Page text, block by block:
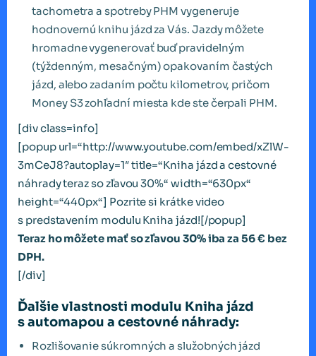
tachometra a spotreby PHM vygeneruje
hodnovernú knihu jázd za Vás. Jazdy môžete
hromadne vygenerovať buď pravidelným
(týždenným, mesačným) opakovaním častých
jázd, alebo zadaním počtu kilometrov, pričom
Money S3 zohľadní miesta kde ste čerpali PHM.
[div class=info]
[popup url=“http://www.youtube.com/embed/xZlW-
3mCeJ8?autoplay=1″ title=“Kniha jázd a cestovné
náhrady teraz so zľavou 30%“ width=“630px“
height=“440px“] Pozrite si krátke video
s predstavením modulu Kniha jázd![/popup]
Teraz ho môžete mať so zľavou 30% iba za 56 € bez
DPH.
[/div]
Ďalšie vlastnosti modulu Kniha jázd
s automapou a cestovné náhrady:
Rozlišovanie súkromných a služobných jázd